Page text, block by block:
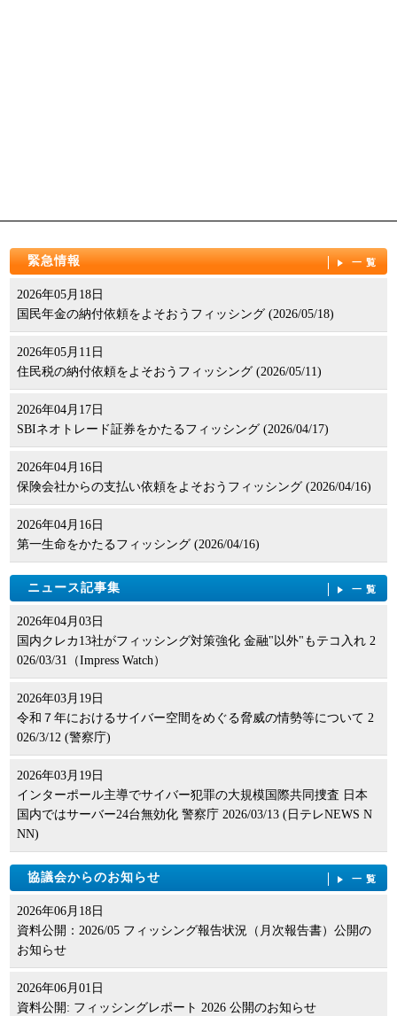
緊急情報 一覧
2026年05月18日
国民年金の納付依頼をよそおうフィッシング (2026/05/18)
2026年05月11日
住民税の納付依頼をよそおうフィッシング (2026/05/11)
2026年04月17日
SBIネオトレード証券をかたるフィッシング (2026/04/17)
2026年04月16日
保険会社からの支払い依頼をよそおうフィッシング (2026/04/16)
2026年04月16日
第一生命をかたるフィッシング (2026/04/16)
ニュース記事集 一覧
2026年04月03日
国内クレカ13社がフィッシング対策強化 金融"以外"もテコ入れ 2
026/03/31（Impress Watch）
2026年03月19日
令和７年におけるサイバー空間をめぐる脅威の情勢等について 2
026/3/12 (警察庁)
2026年03月19日
インターポール主導でサイバー犯罪の大規模国際共同捜査 日本
国内ではサーバー24台無効化 警察庁 2026/03/13 (日テレNEWS N
NN)
協議会からのお知らせ 一覧
2026年06月18日
資料公開：2026/05 フィッシング報告状況（月次報告書）公開の
お知らせ
2026年06月01日
資料公開: フィッシングレポート 2026 公開のお知らせ